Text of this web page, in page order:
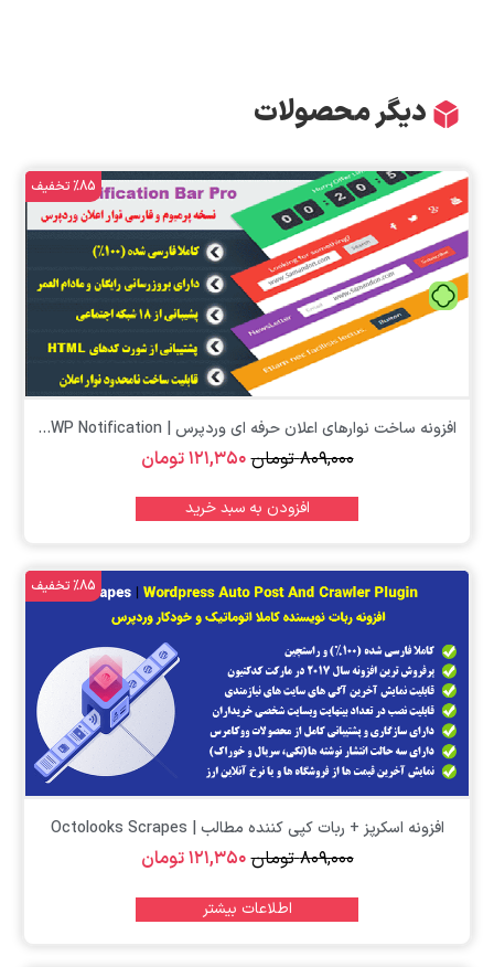
دیگر محصولات
تومان
%85 تخفیف
افزونه ساخت نوارهای اعلان حرفه ای وردپرس | WP Notification...
۸۰۹,۰۰۰ تومان۱۲۱,۳۵۰تومان
افزودن به سبد خرید
%85 تخفیف
افزونه اسکرپز + ربات کپی کننده مطالب | Octolooks Scrapes
۸۰۹,۰۰۰ تومان۱۲۱,۳۵۰تومان
اطلاعات بیشتر